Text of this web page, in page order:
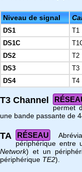
Niveau de signal
DS1 T1
DS1C
DS2
T2
DS3
T3
DS4
T4
T3 Channel
permet
une bande passante de
TA RÉSEAU
périphérique entre
Network) et un
périphérique TE2).